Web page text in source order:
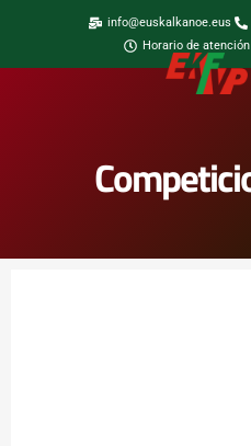
info@euskalkanoe.eus
Horario de